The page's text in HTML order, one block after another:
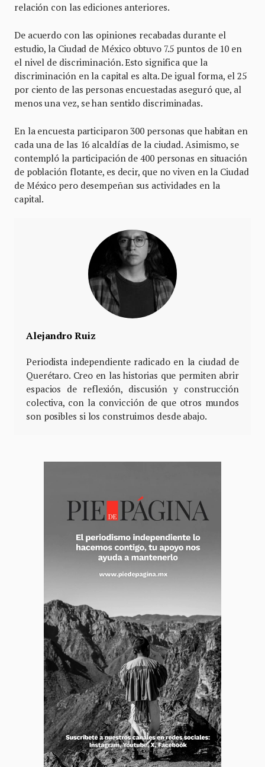
relación con las ediciones anteriores.
De acuerdo con las opiniones recabadas durante el
estudio, la Ciudad de México obtuvo 7.5 puntos de 10 en
el nivel de discriminación. Esto significa que la
discriminación en la capital es alta. De igual forma, el 25
por ciento de las personas encuestadas aseguró que, al
menos una vez, se han sentido discriminadas.
En la encuesta participaron 300 personas que habitan en
cada una de las 16 alcaldías de la ciudad. Asimismo, se
contempló la participación de 400 personas en situación
de población flotante, es decir, que no viven en la Ciudad
de México pero desempeñan sus actividades en la
capital.
Alejandro Ruiz
Periodista independiente radicado en la ciudad de
Querétaro. Creo en las historias que permiten abrir
espacios de reflexión, discusión y construcción
colectiva, con la convicción de que otros mundos
son posibles si los construimos desde abajo.